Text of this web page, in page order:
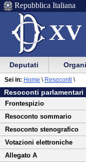
XV
Menu
di
ausilio
alla
navigazione
Vai
Menu
di
navigazione
principale
Repubblica Italiana
Menu
di
navigazione
principale
Vai
menu
di
sezione
Deputati
Vai
al
contenuto
Resoconti parlamentari
Frontespizio
Resoconto sommario
Resoconto stenografico
Votazioni elettroniche
Allegato A
Sei in: Home \ Resoconti \